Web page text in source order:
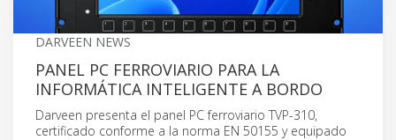
DARVEEN NEWS
PANEL PC FERROVIARIO PARA LA
INFORMÁTICA INTELIGENTE A BORDO
Darveen presenta el panel PC ferroviario TVP-310,
certificado conforme a la norma EN 50155 y equipado